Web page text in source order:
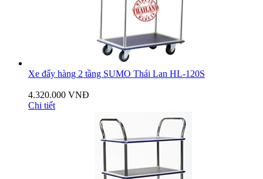
Xe đẩy hàng 2 tầng SUMO Thái Lan HL-120S
4.320.000 VNĐ
Chi tiết